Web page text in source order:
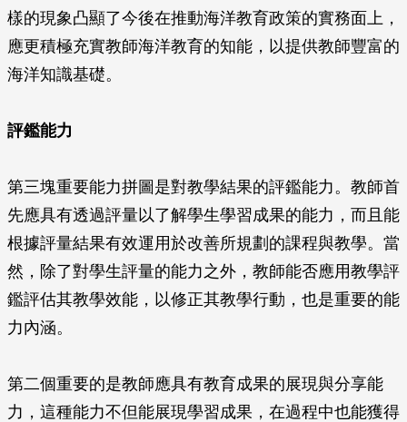
樣的現象凸顯了今後在推動海洋教育政策的實務面上，
應更積極充實教師海洋教育的知能，以提供教師豐富的
海洋知識基礎。
評鑑能力
第三塊重要能力拼圖是對教學結果的評鑑能力。教師首
先應具有透過評量以了解學生學習成果的能力，而且能
根據評量結果有效運用於改善所規劃的課程與教學。當
然，除了對學生評量的能力之外，教師能否應用教學評
鑑評估其教學效能，以修正其教學行動，也是重要的能
力內涵。
第二個重要的是教師應具有教育成果的展現與分享能
力，這種能力不但能展現學習成果，在過程中也能獲得